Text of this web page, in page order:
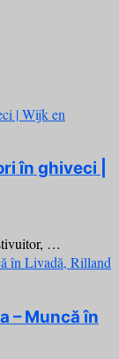
în ghiveci |
…
– Muncă în